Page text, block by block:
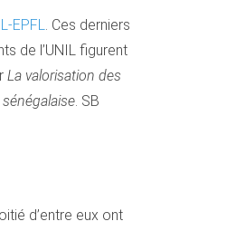
EPFL
. Ces derniers
de l’UNIL figurent
La valorisation des
. SB
d’entre eux ont